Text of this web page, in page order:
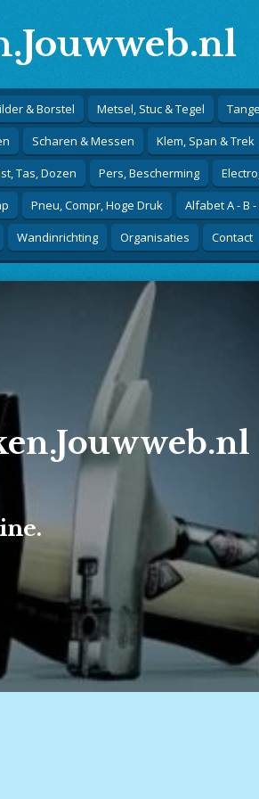
& Borstel Metsel, Stuc & Tegel
Scharen & Messen
Klem, Span & Trek
Tas, Dozen Pers, Bescherming
Pneu, Compr, Hoge Druk Alfabet A - B -
Wandinrichting Organisaties Contact